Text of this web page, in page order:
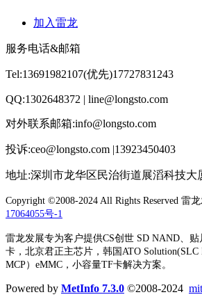
加入雷龙
服务电话&邮箱
Tel:13691982107(优先)17727831243
QQ:1302648372 | line@longsto.com
对外联系邮箱:info@longsto.com
投诉:ceo@longsto.com |13923450403
地址:深圳市龙华区民治街道展滔科技大
Copyright ©2008-2024 All Rights Reserved 雷
17064055号-1
雷龙发展专为客户提供CS创世 SD NAND、
卡，北京君正主芯片，韩国ATO Solution(SLC
MCP）eMMC，小容量TF卡解决方案。
Powered by MetInfo 7.3.0 ©2008-2024